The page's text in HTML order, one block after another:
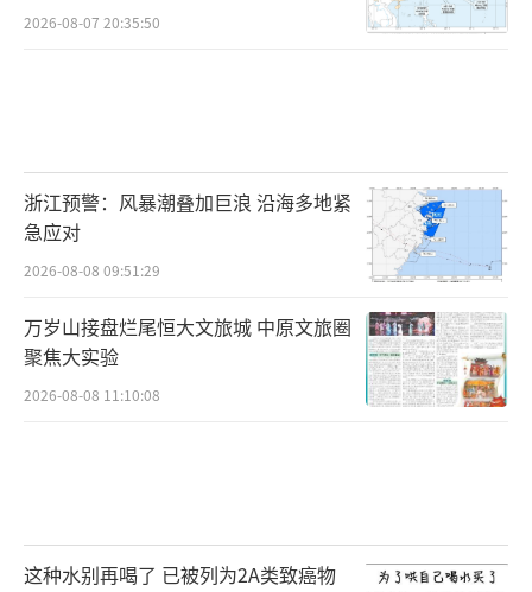
2026-08-07 20:35:50
浙江预警：风暴潮叠加巨浪 沿海多地紧
急应对
2026-08-08 09:51:29
万岁山接盘烂尾恒大文旅城 中原文旅圈
聚焦大实验
2026-08-08 11:10:08
这种水别再喝了 已被列为2A类致癌物